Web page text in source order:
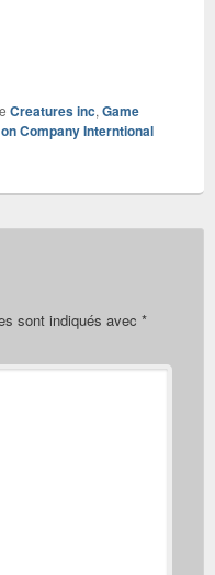
Creatures inc, Game
Company Interntional
sont indiqués avec *